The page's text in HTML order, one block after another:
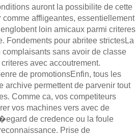
auront la possibilite de cette
affligeantes, essentiellement
loin amicaux parmi criteres
Fondements pour abritee strictesLa
complaisants sans avoir de classe
avec accoutrement.
de promotionsEnfin, tous les
archive permettent de parvenir tout
Comme ca, vos competiteurs
vos machines vers avec de
de credence ou la foule
Prise de